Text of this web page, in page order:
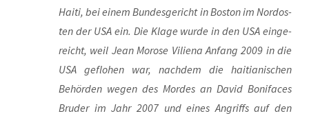
Hai­ti, bei einem Bun­des­ge­richt in Bos­ton im Nord­os­
ten der USA ein. Die Kla­ge wur­de in den USA ein­ge­
reicht, weil Jean Moro­se Vili­ena Anfang 2009 in die
USA geflo­hen war, nach­dem die hai­tia­ni­schen
Behör­den wegen des Mor­des an David Boni­faces
Bru­der im Jahr 2007 und eines Angriffs auf den